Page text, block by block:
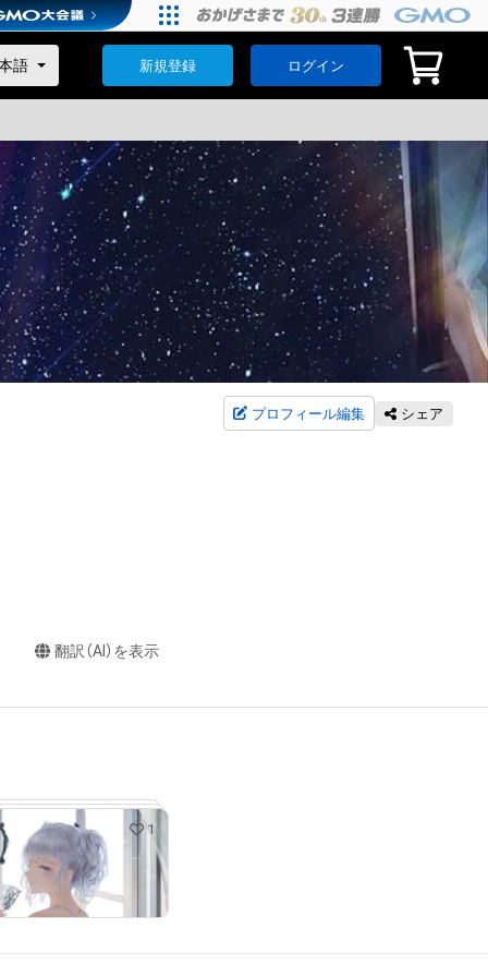
新規登録 ログイン
プロフィール編集 シェア
翻訳（AI）を表示
1